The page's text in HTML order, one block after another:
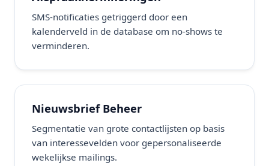
SMS-notificaties getriggerd door een
kalenderveld in de database om no-shows te
verminderen.
Nieuwsbrief Beheer
Segmentatie van grote contactlijsten op basis
van interessevelden voor gepersonaliseerde
wekelijkse mailings.